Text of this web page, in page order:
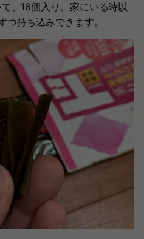
、16個入り。家にいる時以
持ち込みできます。